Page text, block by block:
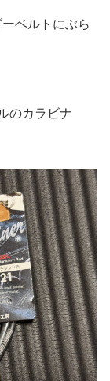
ベルトにぶら
のカラビナ